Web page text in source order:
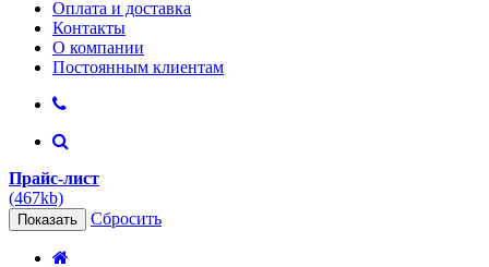
Оплата и доставка
Контакты
О компании
Постоянным клиентам
Прайс-лист
(467kb)
Показать Сбросить